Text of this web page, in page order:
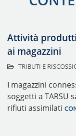
Attività
ai magazzini
TRIBUTI E
I magazzini
soggetti a TARSU
rifiuti assimilati